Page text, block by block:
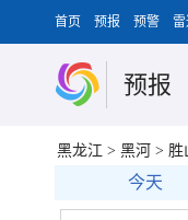
首页 预报 预警
预报
黑龙江 > 黑河 > 胜
今天